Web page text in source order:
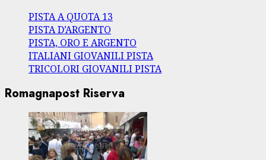
PISTA A QUOTA 13
PISTA D’ARGENTO
PISTA, ORO E ARGENTO
ITALIANI GIOVANILI PISTA
TRICOLORI GIOVANILI PISTA
Romagnapost Riserva